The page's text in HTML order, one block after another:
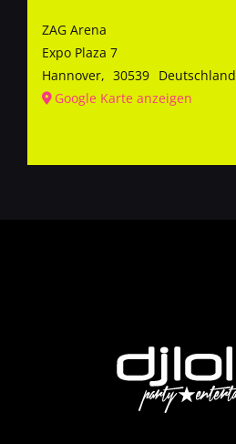
ZAG Arena
Expo Plaza 7
Hannover, 30539 Deutschland
Google Karte anzeigen